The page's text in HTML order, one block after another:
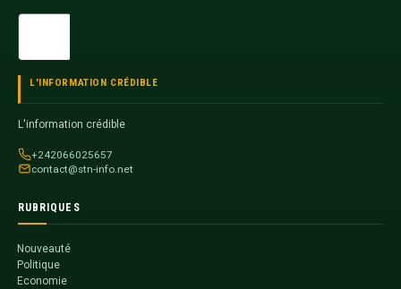
L'INFORMATION CRÉDIBLE
L'information crédible
+242066025657
contact@stn-info.net
RUBRIQUES
Nouveauté
Politique
Economie